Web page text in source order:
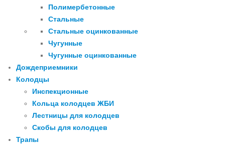
Полимербетонные
Стальные
Стальные оцинкованные
Чугунные
Чугунные оцинкованные
Дождеприемники
Колодцы
Инспекционные
Кольца колодцев ЖБИ
Лестницы для колодцев
Скобы для колодцев
Трапы